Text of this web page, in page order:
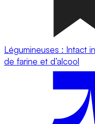
Légumineuses : Intact
de farine et d’alcool